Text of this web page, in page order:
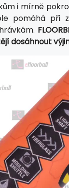
i mírně
pomáhá při
dosáhnout